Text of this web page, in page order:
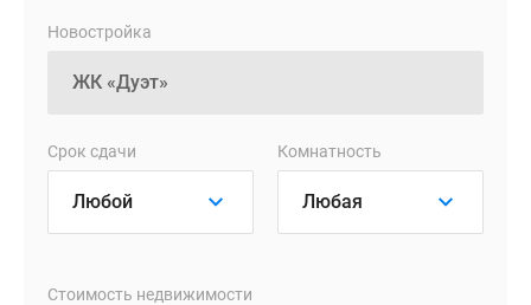
дворах
оборудованы
спортивные
площадки,
зоны
Новостройка
Срок сдачи Комнатность
Стоимость недвижимости